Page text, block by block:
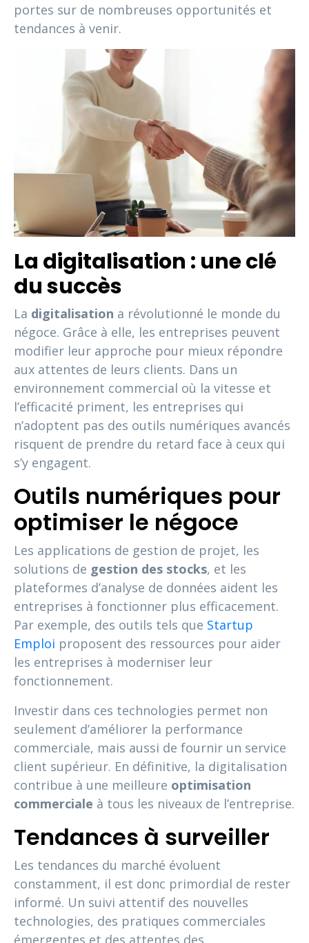
portes sur de nombreuses opportunités et
tendances à venir.
La digitalisation : une clé
du succès
La digitalisation a révolutionné le monde du
négoce. Grâce à elle, les entreprises peuvent
modifier leur approche pour mieux répondre
aux attentes de leurs clients. Dans un
environnement commercial où la vitesse et
l’efficacité priment, les entreprises qui
n’adoptent pas des outils numériques avancés
risquent de prendre du retard face à ceux qui
s’y engagent.
Outils numériques pour
optimiser le négoce
Les applications de gestion de projet, les
solutions de gestion des stocks, et les
plateformes d’analyse de données aident les
entreprises à fonctionner plus efficacement.
Par exemple, des outils tels que Startup
Emploi proposent des ressources pour aider
les entreprises à moderniser leur
fonctionnement.
Investir dans ces technologies permet non
seulement d’améliorer la performance
commerciale, mais aussi de fournir un service
client supérieur. En définitive, la digitalisation
contribue à une meilleure optimisation
commerciale à tous les niveaux de l’entreprise.
Tendances à surveiller
Les tendances du marché évoluent
constamment, il est donc primordial de rester
informé. Un suivi attentif des nouvelles
technologies, des pratiques commerciales
émergentes et des attentes des